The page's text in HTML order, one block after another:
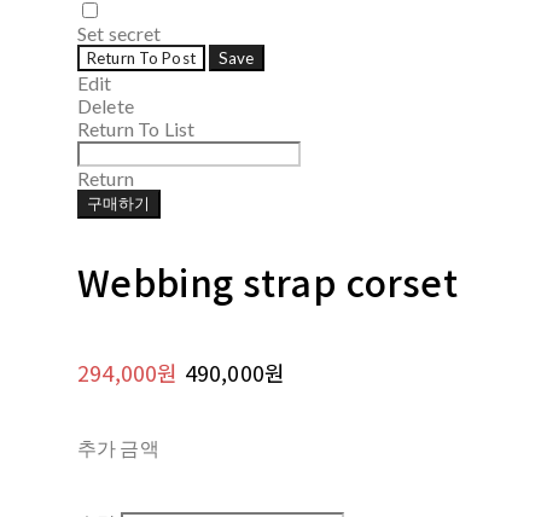
Set secret
Return To Post Save
Edit
Delete
Return To List
Return
구매하기
Webbing strap corset
294,000원 490,000원
추가 금액